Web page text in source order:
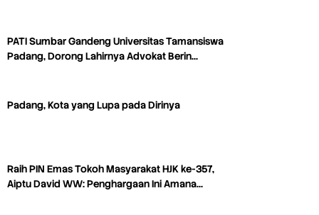
PATI Sumbar Gandeng Universitas Tamansiswa
Padang, Dorong Lahirnya Advokat Berin…
Padang, Kota yang Lupa pada Dirinya
Raih PIN Emas Tokoh Masyarakat HJK ke-357,
Aiptu David WW: Penghargaan Ini Amana…